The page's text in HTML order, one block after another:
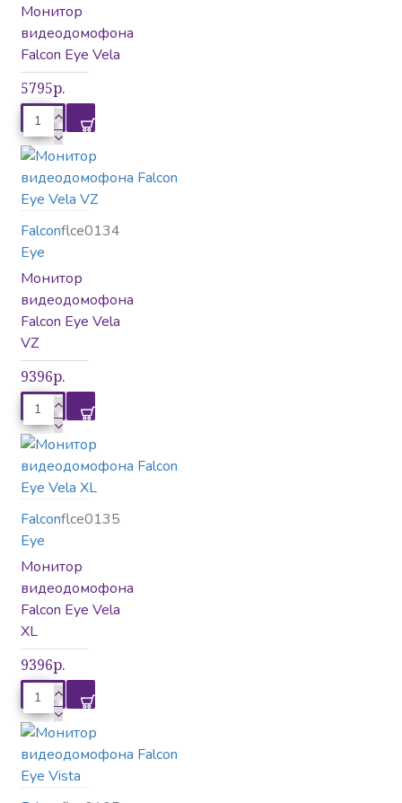
Монитор
видеодомофона
Falcon Eye Vela
5795р.
Falcon
Eye
flce0134
Монитор
видеодомофона
Falcon Eye Vela
VZ
9396р.
Falcon
Eye
flce0135
Монитор
видеодомофона
Falcon Eye Vela
XL
9396р.